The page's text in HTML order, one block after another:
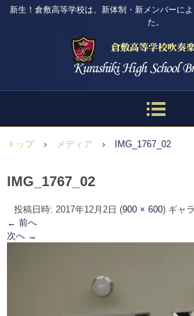
新生！倉敷高等学校は、新体制・新メンバーに
た。
トップ › メディア › IMG_1767_02
IMG_1767_02
投稿日時: 2017年12月2日 (900 × 600) ギャ
← 前へ
次へ →